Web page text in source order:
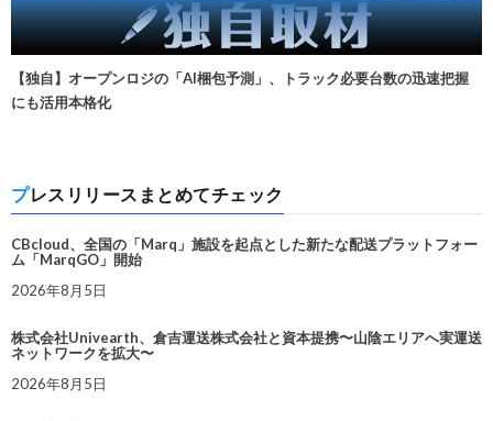
【独自】オープンロジの「AI梱包予測」、トラック必要台数の迅速把握
にも活用本格化
プレスリリースまとめてチェック
CBcloud、全国の「Marq」施設を起点とした新たな配送プラットフォー
ム「MarqGO」開始
2026年8月5日
株式会社Univearth、倉吉運送株式会社と資本提携〜山陰エリアへ実運送
ネットワークを拡大〜
2026年8月5日